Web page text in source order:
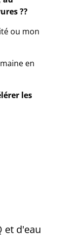
??
ou mon
en
les
et d'eau